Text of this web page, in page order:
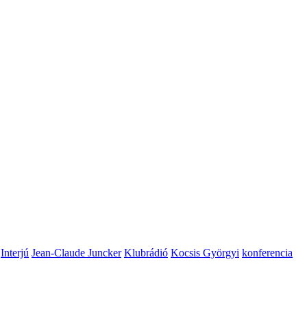
Interjú Jean-Claude Juncker Klubrádió Kocsis Györgyi konferencia